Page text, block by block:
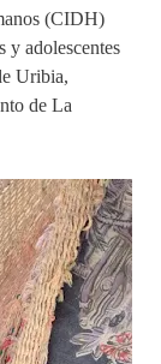
(CIDH)
y adolescentes
Uribia,
de La